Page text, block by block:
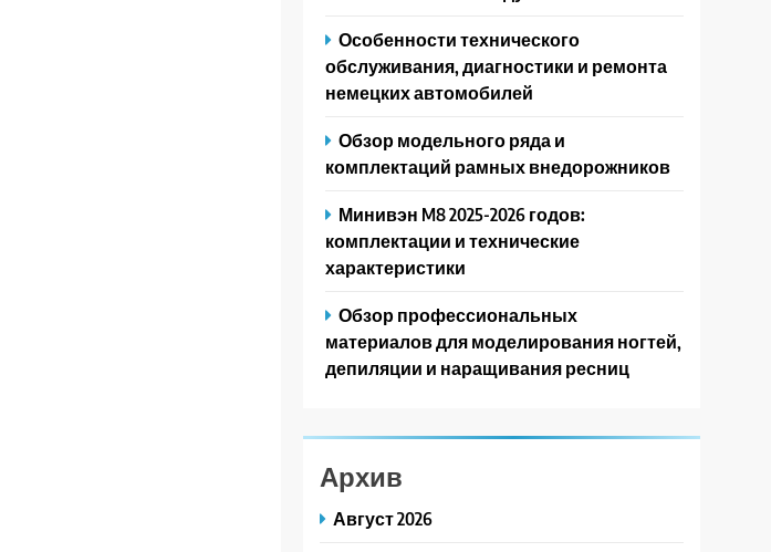
Особенности технического
обслуживания, диагностики и ремонта
немецких автомобилей
Обзор модельного ряда и
комплектаций рамных внедорожников
Минивэн M8 2025-2026 годов:
комплектации и технические
характеристики
Обзор профессиональных
материалов для моделирования ногтей,
депиляции и наращивания ресниц
Архив
Август 2026